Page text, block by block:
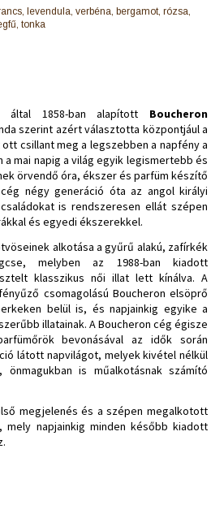
levendula, verbéna, bergamot, rózsa,
tonka
által 1858-ban alapított Boucheron
szerint azért választotta központjául a
csillant meg a legszebben a napfény a
a mai napig a világ egyik legismertebb és
örvendő óra, ékszer és parfüm készítő
négy generáció óta az angol királyi
is rendszeresen ellát szépen
és egyedi ékszerekkel.
alkotása a gyűrű alakú, zafírkék
melyben az 1988-ban kiadott
klasszikus női illat lett kínálva. A
csomagolású Boucheron elsöprő
belül is, és napjainkig egyike a
illatainak. A Boucheron cég égisze
bevonásával az idők során
látott napvilágot, melyek kivétel nélkül
önmagukban is műalkotásnak számító
megjelenés és a szépen megalkotott
napjainkig minden később kiadott